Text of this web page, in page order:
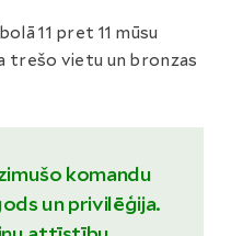
11 pret 11 mūsu
trešo vietu un bronzas
komandu
un privilēģija.